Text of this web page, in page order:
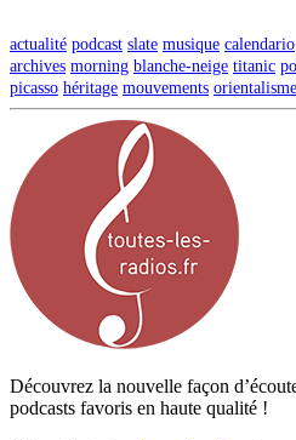
actualité podcast slate musique calendario
archives morning blanche-neige titanic
picasso héritage mouvements orientalisme
Découvrez la nouvelle façon
podcasts favoris en haute qualité !